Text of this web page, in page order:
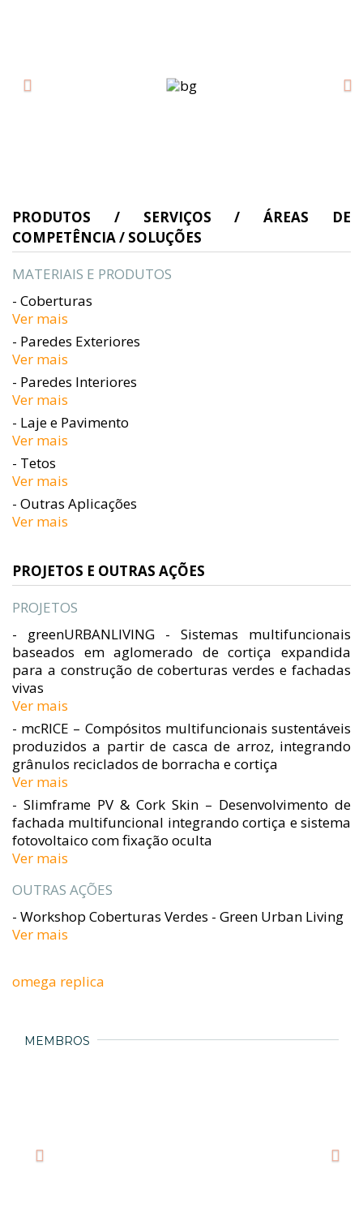
PRODUTOS / SERVIÇOS / ÁREAS DE
COMPETÊNCIA / SOLUÇÕES
MATERIAIS E PRODUTOS
- Coberturas
Ver mais
- Paredes Exteriores
Ver mais
- Paredes Interiores
Ver mais
- Laje e Pavimento
Ver mais
- Tetos
Ver mais
- Outras Aplicações
Ver mais
PROJETOS E OUTRAS AÇÕES
PROJETOS
- greenURBANLIVING - Sistemas multifuncionais
baseados em aglomerado de cortiça expandida
para a construção de coberturas verdes e fachadas
vivas
Ver mais
- mcRICE – Compósitos multifuncionais sustentáveis
produzidos a partir de casca de arroz, integrando
grânulos reciclados de borracha e cortiça
Ver mais
- Slimframe PV & Cork Skin – Desenvolvimento de
fachada multifuncional integrando cortiça e sistema
fotovoltaico com fixação oculta
Ver mais
OUTRAS AÇÕES
- Workshop Coberturas Verdes - Green Urban Living
Ver mais
omega replica
MEMBROS